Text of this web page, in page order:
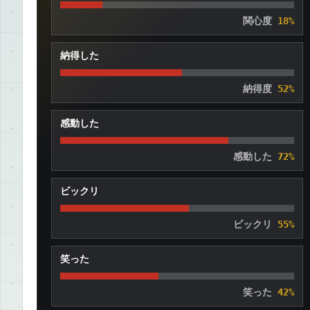
関心度 18%
納得した
納得度 52%
感動した
感動した 72%
ビックリ
ビックリ 55%
笑った
笑った 42%